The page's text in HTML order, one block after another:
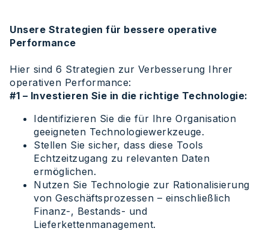
Unsere Strategien für bessere operative
Performance
Hier sind 6 Strategien zur Verbesserung Ihrer
operativen Performance:
#1 – Investieren Sie in die richtige Technologie:
Identifizieren Sie die für Ihre Organisation
geeigneten Technologiewerkzeuge.
Stellen Sie sicher, dass diese Tools
Echtzeitzugang zu relevanten Daten
ermöglichen.
Nutzen Sie Technologie zur Rationalisierung
von Geschäftsprozessen – einschließlich
Finanz-, Bestands- und
Lieferkettenmanagement.